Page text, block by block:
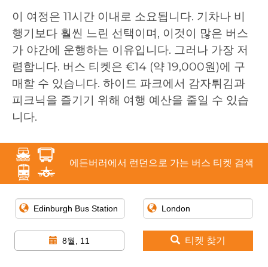
이 여정은 11시간 이내로 소요됩니다. 기차나 비
행기보다 훨씬 느린 선택이며, 이것이 많은 버스
가 야간에 운행하는 이유입니다. 그러나 가장 저
렴합니다. 버스 티켓은 €14 (약 19,000원)에 구
매할 수 있습니다. 하이드 파크에서 감자튀김과
피크닉을 즐기기 위해 여행 예산을 줄일 수 있습
니다.
에든버러에서 런던으로 가는 버스 티켓 검색
8월, 11 티켓 찾기